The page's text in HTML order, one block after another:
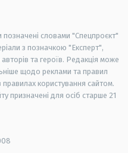
позначені словами "Спецпроєкт"
з позначкою "Експерт",
та героїв. Редакція може
щодо реклами та правил
користування сайтом.
призначені для осіб старше 21